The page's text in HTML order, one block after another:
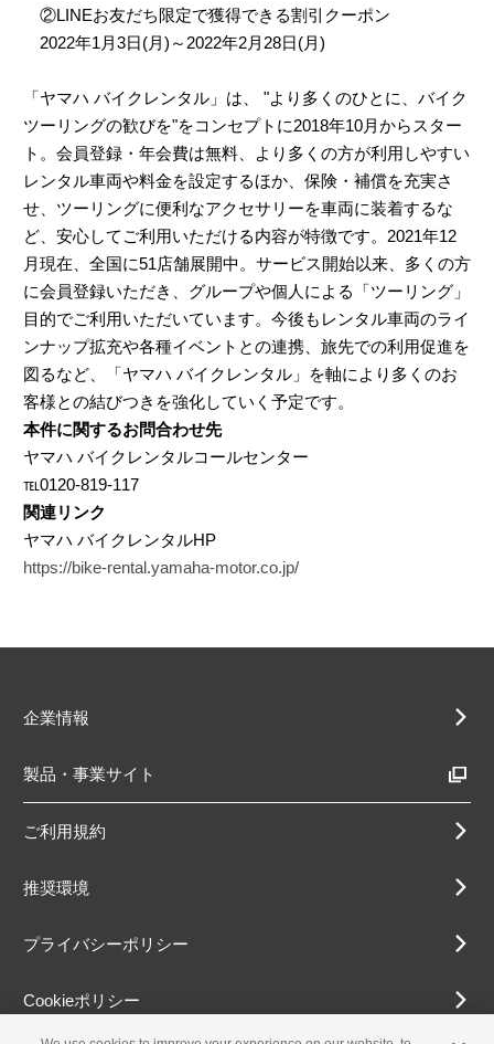
②LINEお友だち限定で獲得できる割引クーポン
2022年1月3日(月)～2022年2月28日(月)
「ヤマハ バイクレンタル」は、 "より多くのひとに、バイク
ツーリングの歓びを"をコンセプトに2018年10月からスター
ト。会員登録・年会費は無料、より多くの方が利用しやすい
レンタル車両や料金を設定するほか、保険・補償を充実さ
せ、ツーリングに便利なアクセサリーを車両に装着するな
ど、安心してご利用いただける内容が特徴です。2021年12
月現在、全国に51店舗展開中。サービス開始以来、多くの方
に会員登録いただき、グループや個人による「ツーリング」
目的でご利用いただいています。今後もレンタル車両のライ
ンナップ拡充や各種イベントとの連携、旅先での利用促進を
図るなど、「ヤマハ バイクレンタル」を軸により多くのお
客様との結びつきを強化していく予定です。
本件に関するお問合わせ先
ヤマハ バイクレンタルコールセンター
℡0120-819-117
関連リンク
ヤマハ バイクレンタルHP
https://bike-rental.yamaha-motor.co.jp/
企業情報
製品・事業サイト
ご利用規約
推奨環境
プライバシーポリシー
Cookieポリシー